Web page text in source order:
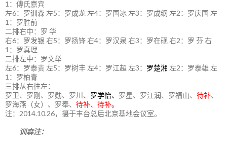
1：傅氏嘉宾
左6：罗训森 左5：罗成龙 左4：罗国冰 左3：罗成纲 左2：罗庆国 左
1：罗胜前
二排右中：罗 华
右6：罗发银 右5：罗扬锋 右4：罗汉泉 右3：罗在砚 右2：罗 芬 右
1：罗真理
二排左中：罗文举
左6：罗泰贵 左5：罗树丰 左4：罗江超 左3： 罗楚湘 左2：罗泰雄 左
1：罗柏青
三排从右往左：
罗卫、罗刚、罗勋、罗川 、 罗学怡、 罗星、罗江润、罗福山、 待补、
罗海燕（女）、罗奉、 待补、待补。
注：2014.10.26，摄于丰台总后北京基地会议室。
训森注：